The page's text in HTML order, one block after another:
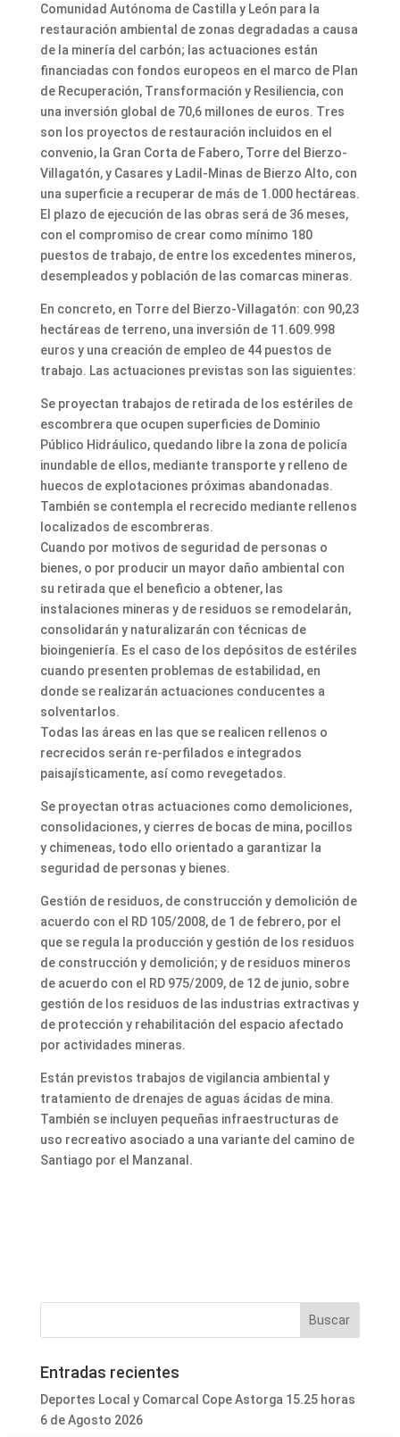
Comunidad Autónoma de Castilla y León para la
restauración ambiental de zonas degradadas a causa
de la minería del carbón; las actuaciones están
financiadas con fondos europeos en el marco de Plan
de Recuperación, Transformación y Resiliencia, con
una inversión global de 70,6 millones de euros. Tres
son los proyectos de restauración incluidos en el
convenio, la Gran Corta de Fabero, Torre del Bierzo-
Villagatón, y Casares y Ladil-Minas de Bierzo Alto, con
una superficie a recuperar de más de 1.000 hectáreas.
El plazo de ejecución de las obras será de 36 meses,
con el compromiso de crear como mínimo 180
puestos de trabajo, de entre los excedentes mineros,
desempleados y población de las comarcas mineras.
En concreto, en Torre del Bierzo-Villagatón: con 90,23
hectáreas de terreno, una inversión de 11.609.998
euros y una creación de empleo de 44 puestos de
trabajo. Las actuaciones previstas son las siguientes:
Se proyectan trabajos de retirada de los estériles de
escombrera que ocupen superficies de Dominio
Público Hidráulico, quedando libre la zona de policía
inundable de ellos, mediante transporte y relleno de
huecos de explotaciones próximas abandonadas.
También se contempla el recrecido mediante rellenos
localizados de escombreras.
Cuando por motivos de seguridad de personas o
bienes, o por producir un mayor daño ambiental con
su retirada que el beneficio a obtener, las
instalaciones mineras y de residuos se remodelarán,
consolidarán y naturalizarán con técnicas de
bioingeniería. Es el caso de los depósitos de estériles
cuando presenten problemas de estabilidad, en
donde se realizarán actuaciones conducentes a
solventarlos.
Todas las áreas en las que se realicen rellenos o
recrecidos serán re-perfilados e integrados
paisajísticamente, así como revegetados.
Se proyectan otras actuaciones como demoliciones,
consolidaciones, y cierres de bocas de mina, pocillos
y chimeneas, todo ello orientado a garantizar la
seguridad de personas y bienes.
Gestión de residuos, de construcción y demolición de
acuerdo con el RD 105/2008, de 1 de febrero, por el
que se regula la producción y gestión de los residuos
de construcción y demolición; y de residuos mineros
de acuerdo con el RD 975/2009, de 12 de junio, sobre
gestión de los residuos de las industrias extractivas y
de protección y rehabilitación del espacio afectado
por actividades mineras.
Están previstos trabajos de vigilancia ambiental y
tratamiento de drenajes de aguas ácidas de mina.
También se incluyen pequeñas infraestructuras de
uso recreativo asociado a una variante del camino de
Santiago por el Manzanal.
Entradas recientes
Deportes Local y Comarcal Cope Astorga 15.25 horas
6 de Agosto 2026